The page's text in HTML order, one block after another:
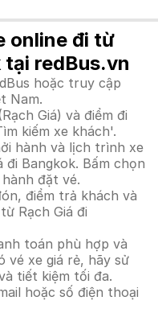
online đi từ
tại redBus.vn
hoặc truy cập
Nam.
Giá) và điểm đi
kiếm xe khách'.
hành và lịch trình xe
đi Bangkok. Bấm chọn
đặt vé.
điểm trả khách và
Rạch Giá đi
toán phù hợp và
vé xe giá rẻ, hãy sử
tiết kiệm tối đa.
hoặc số điện thoại